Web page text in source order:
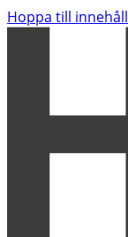
Hoppa till innehåll